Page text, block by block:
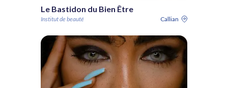
Le Bastidon du Bien Être
Institut de beauté Callian